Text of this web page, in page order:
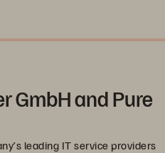
GmbH and Pure
leading IT service providers